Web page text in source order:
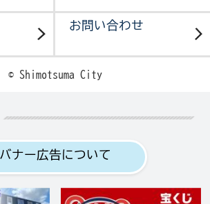
お問い合わせ
© Shimotsuma City
バナー広告について